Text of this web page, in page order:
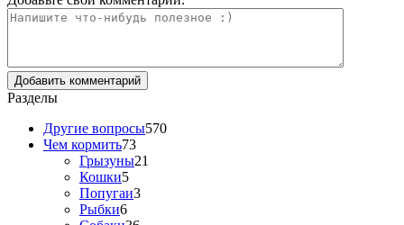
Разделы
Другие вопросы570
Чем кормить73
Грызуны21
Кошки5
Попугаи3
Рыбки6